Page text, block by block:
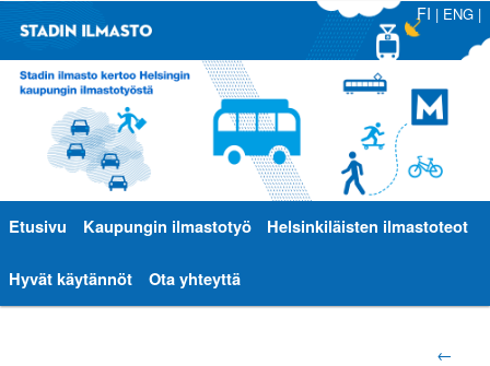
FI | ENG|
Päävalikko
Siirry
sisältöön
Siirry
toissijaiseen
Etusivu Kaupungin ilmastotyö Helsinkiläisten ilmastoteot
Hyvät käytännöt Ota yhteyttä
←